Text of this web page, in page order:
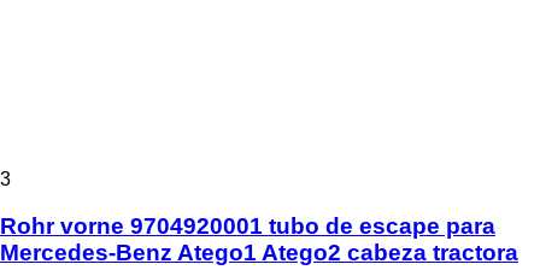
3
Rohr vorne 9704920001 tubo de escape para
Mercedes-Benz Atego1 Atego2 cabeza tractora